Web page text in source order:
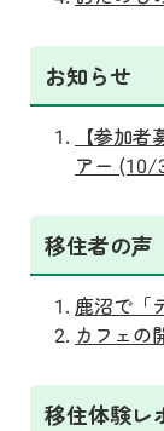
お知らせ
【参加
アー (10/
移住者の声
鹿沼で「
カフェの
移住体験レ